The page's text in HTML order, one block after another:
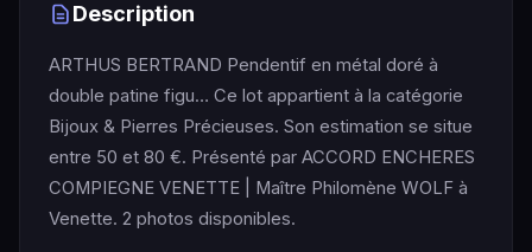
Description
ARTHUS BERTRAND Pendentif en métal doré à
double patine figu… Ce lot appartient à la catégorie
Bijoux & Pierres Précieuses. Son estimation se situe
entre 50 et 80 €. Présenté par ACCORD ENCHERES
COMPIEGNE VENETTE | Maître Philomène WOLF à
Venette. 2 photos disponibles.